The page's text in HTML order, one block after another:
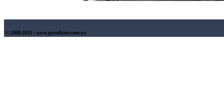
© 2008-2023 - www.gorodkiev.com.ua